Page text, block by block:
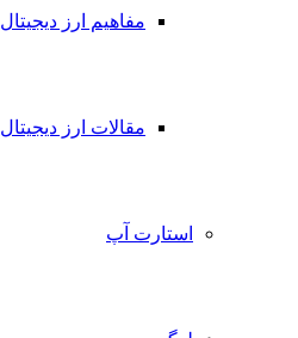
مفاهیم ارز دیجیتال
مقالات ارز دیجیتال
استارت آپ